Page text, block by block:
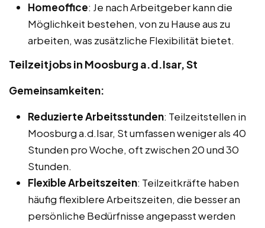
Homeoffice: Je nach Arbeitgeber kann die
Möglichkeit bestehen, von zu Hause aus zu
arbeiten, was zusätzliche Flexibilität bietet.
Teilzeitjobs in Moosburg a.d.Isar, St
Gemeinsamkeiten:
Reduzierte Arbeitsstunden: Teilzeitstellen in
Moosburg a.d.Isar, St umfassen weniger als 40
Stunden pro Woche, oft zwischen 20 und 30
Stunden.
Flexible Arbeitszeiten: Teilzeitkräfte haben
häufig flexiblere Arbeitszeiten, die besser an
persönliche Bedürfnisse angepasst werden